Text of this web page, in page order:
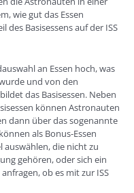
wie gut das Essen
des Basisessens auf der ISS
an Essen hoch, was
und von den
das Basisessen. Neben
können Astronauten
dann über das sogenannte
als Bonus-Essen
auswählen, die nicht zu
gehören, oder sich ein
ob es mit zur ISS